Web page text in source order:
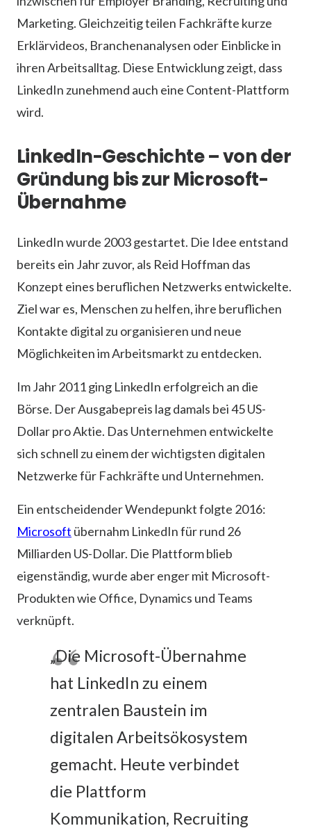
Marketing. Gleichzeitig teilen Fachkräfte kurze
Erklärvideos, Branchenanalysen oder Einblicke in
ihren Arbeitsalltag. Diese Entwicklung zeigt, dass
LinkedIn zunehmend auch eine Content-Plattform
wird.
LinkedIn-Geschichte – von der
Gründung bis zur Microsoft-
Übernahme
LinkedIn wurde 2003 gestartet. Die Idee entstand
bereits ein Jahr zuvor, als Reid Hoffman das
Konzept eines beruflichen Netzwerks entwickelte.
Ziel war es, Menschen zu helfen, ihre beruflichen
Kontakte digital zu organisieren und neue
Möglichkeiten im Arbeitsmarkt zu entdecken.
Im Jahr 2011 ging LinkedIn erfolgreich an die
Börse. Der Ausgabepreis lag damals bei 45 US-
Dollar pro Aktie. Das Unternehmen entwickelte
sich schnell zu einem der wichtigsten digitalen
Netzwerke für Fachkräfte und Unternehmen.
Ein entscheidender Wendepunkt folgte 2016:
Microsoft übernahm LinkedIn für rund 26
Milliarden US-Dollar. Die Plattform blieb
eigenständig, wurde aber enger mit Microsoft-
Produkten wie Office, Dynamics und Teams
verknüpft.
„Die Microsoft-Übernahme
hat LinkedIn zu einem
zentralen Baustein im
digitalen Arbeitsökosystem
gemacht. Heute verbindet
die Plattform
Kommunikation, Recruiting